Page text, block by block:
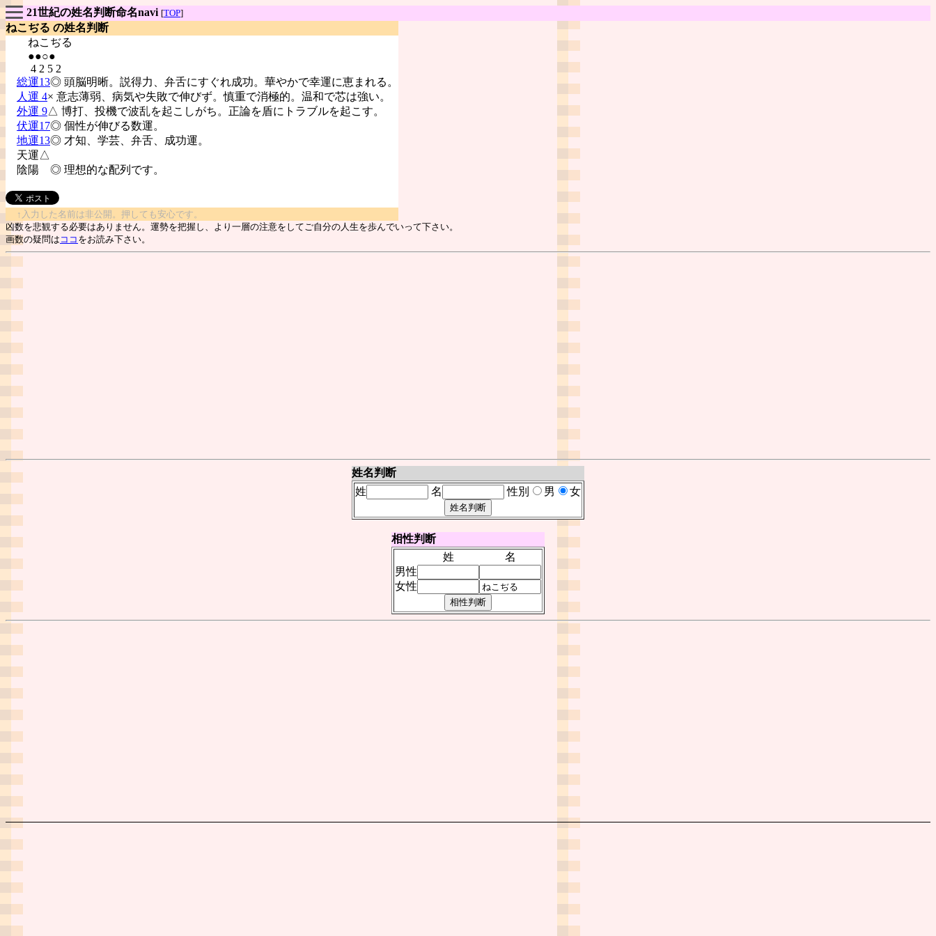
21世紀の姓名判断命名navi [TOP]
ねこぢる の姓名判断
ねこぢる
●●○●
4 2 5 2
総運13◎ 頭脳明晰。説得力、弁舌にすぐれ成功。華やかで幸運に恵まれる。
人運 4× 意志薄弱、病気や失敗で伸びず。慎重で消極的。温和で芯は強い。
外運 9△ 博打、投機で波乱を起こしがち。正論を盾にトラブルを起こす。
伏運17◎ 個性が伸びる数運。
地運13◎ 才知、学芸、弁舌、成功運。
天運△
陰陽 ◎ 理想的な配列です。
↑入力した名前は非公開。押しても安心です。
凶数を悲観する必要はありません。運勢を把握し、より一層の注意をしてご自分の人生を歩んでいって下さい。
画数の疑問は ココ をお読み下さい。
姓名判断
姓
名 性別 男 女
相性判断
姓
名
男性
女性